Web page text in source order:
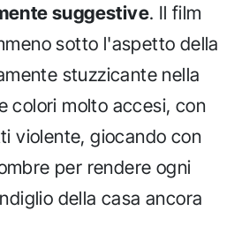
suggestive. Il film
sotto l'aspetto della
stuzzicante nella
colori molto accesi, con
violente, giocando con
per rendere ogni
della casa ancora